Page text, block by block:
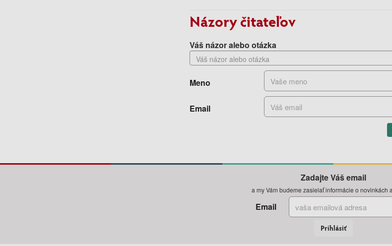
Názory čitateľov
Váš názor alebo otázka
Meno
Email
Zadajte Váš email
a my Vám budeme zasielať informácie o novinkách
Email
Prihlásiť